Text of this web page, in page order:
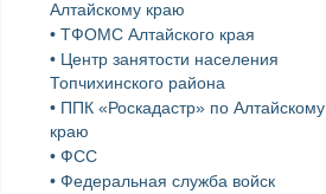
Алтайскому краю
• ТФОМС Алтайского края
• Центр занятости населения
Топчихинского района
• ППК «Роскадастр» по Алтайскому
краю
• ФСС
• Федеральная служба войск